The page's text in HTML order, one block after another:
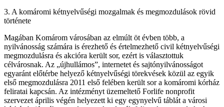
3. A komáromi kétnyelvűségi mozgalmak és megmozdulások rövid
története
Magában Komárom városában az elmúlt öt évben több, a
nyilvánosság számára is érezhető és értelmezhető civil kétnyelvűségi
megmozdulásra és akcióra került sor, ezért is választottuk
célvárosnak. Az „újhullámos”, internetet és sajtónyilvánosságot
egyaránt előtérbe helyező kétnyelvűségi törekvések közül az egyik
első megmozdulásra 2011 első felében került sor a komáromi kórház
feliratai kapcsán. Az intézményt üzemeltető Forlife nonprofit
szervezet április végén helyezett ki egy egynyelvű táblát a városi